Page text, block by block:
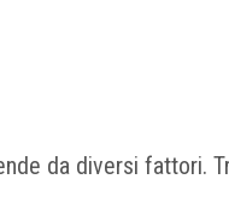
da diversi fattori.